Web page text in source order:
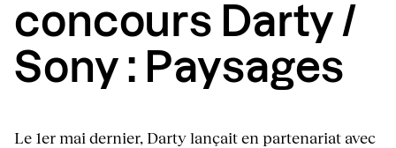
concours Darty /
Sony : Paysages
Le 1er mai dernier, Darty lançait en partenariat avec